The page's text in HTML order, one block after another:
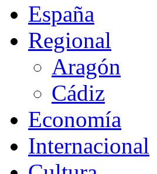
España
Regional
Aragón
Cádiz
Economía
Internacional